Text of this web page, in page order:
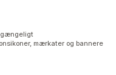
mærkater og bannere